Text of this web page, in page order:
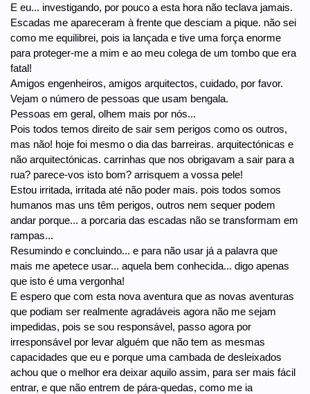
E eu... investigando, por pouco a esta hora não teclava jamais.
Escadas me apareceram à frente que desciam a pique. não sei
como me equilibrei, pois ia lançada e tive uma força enorme
para proteger-me a mim e ao meu colega de um tombo que era
fatal!
Amigos engenheiros, amigos arquitectos, cuidado, por favor.
Vejam o número de pessoas que usam bengala.
Pessoas em geral, olhem mais por nós...
Pois todos temos direito de sair sem perigos como os outros,
mas não! hoje foi mesmo o dia das barreiras. arquitectónicas e
não arquitectónicas. carrinhas que nos obrigavam a sair para a
rua? parece-vos isto bom? arrisquem a vossa pele!
Estou irritada, irritada até não poder mais. pois todos somos
humanos mas uns têm perigos, outros nem sequer podem
andar porque... a porcaria das escadas não se transformam em
rampas...
Resumindo e concluindo... e para não usar já a palavra que
mais me apetece usar... aquela bem conhecida... digo apenas
que isto é uma vergonha!
E espero que com esta nova aventura que as novas aventuras
que podiam ser realmente agradáveis agora não me sejam
impedidas, pois se sou responsável, passo agora por
irresponsável por levar alguém que não tem as mesmas
capacidades que eu e porque uma cambada de desleixados
achou que o melhor era deixar aquilo assim, para ser mais fácil
entrar, e que não entrem de pára-quedas, como me ia